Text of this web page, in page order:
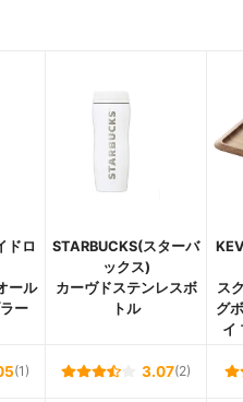
ドロ
ール
ー
STARBUCKS(スターバ
ックス)
カーヴドステンレスボ
トル
ス
グ
イ
(1) 3.07(2)